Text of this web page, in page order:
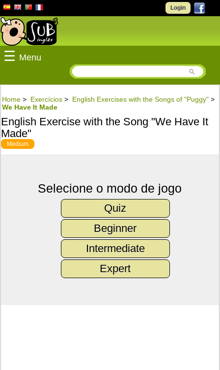
Login
☰ Menu
Home > Exercícios > English Exercises with the Songs of "Puggy" >
We Have It Made
English Exercise with the Song "We Have It
Made"
Medium
Selecione o modo de jogo
Quiz
Beginner
Intermediate
Expert